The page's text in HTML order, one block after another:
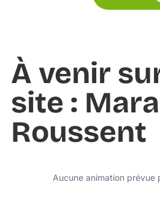
À venir
site :
Roussent
Aucune animation prévue